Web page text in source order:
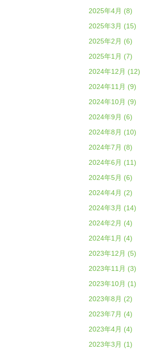
2025年4月 (8)
2025年3月 (15)
2025年2月 (6)
2025年1月 (7)
2024年12月 (12)
2024年11月 (9)
2024年10月 (9)
2024年9月 (6)
2024年8月 (10)
2024年7月 (8)
2024年6月 (11)
2024年5月 (6)
2024年4月 (2)
2024年3月 (14)
2024年2月 (4)
2024年1月 (4)
2023年12月 (5)
2023年11月 (3)
2023年10月 (1)
2023年8月 (2)
2023年7月 (4)
2023年4月 (4)
2023年3月 (1)